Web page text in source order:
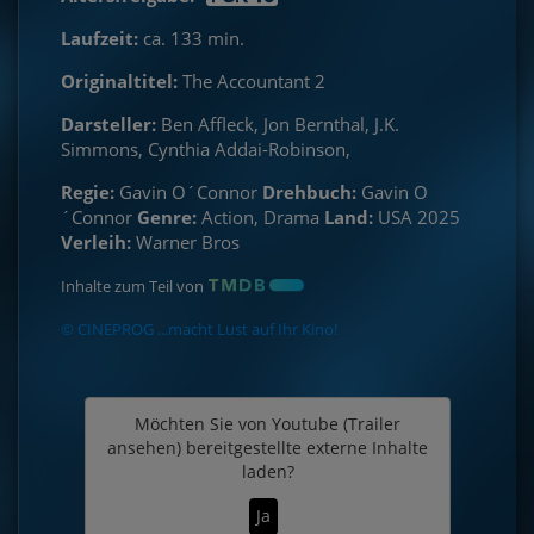
Laufzeit: ca. 133 min.
Originaltitel: The Accountant 2
Darsteller: Ben Affleck, Jon Bernthal, J.K.
Simmons, Cynthia Addai-Robinson,
Regie: Gavin O´Connor Drehbuch: Gavin O
´Connor Genre: Action, Drama Land: USA 2025
Verleih: Warner Bros
Inhalte zum Teil von
© CINEPROG ...macht Lust auf Ihr Kino!
Möchten Sie von Youtube (Trailer
ansehen) bereitgestellte externe Inhalte
laden?
Ja